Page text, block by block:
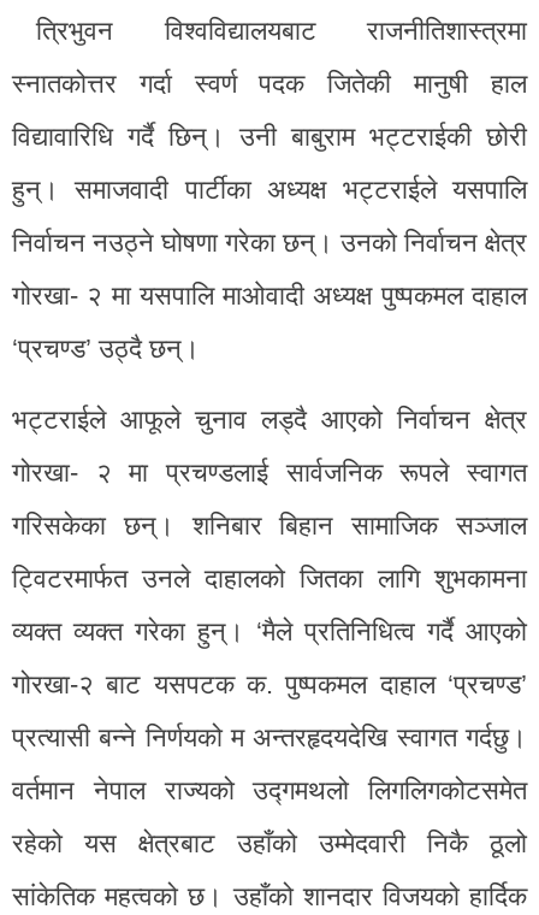
त्रिभुवन विश्वविद्यालयबाट राजनीतिशास्त्रमा
स्नातकोत्तर गर्दा स्वर्ण पदक जितेकी मानुषी हाल
विद्यावारिधि गर्दै छिन्। उनी बाबुराम भट्टराईकी छोरी
हुन्। समाजवादी पार्टीका अध्यक्ष भट्टराईले यसपालि
निर्वाचन नउठ्ने घोषणा गरेका छन्। उनको निर्वाचन क्षेत्र
गोरखा- २ मा यसपालि माओवादी अध्यक्ष पुष्पकमल दाहाल
‘प्रचण्ड’ उठ्दै छन्।
भट्टराईले आफूले चुनाव लड्दै आएको निर्वाचन क्षेत्र
गोरखा- २ मा प्रचण्डलाई सार्वजनिक रूपले स्वागत
गरिसकेका छन्। शनिबार बिहान सामाजिक सञ्जाल
ट्विटरमार्फत उनले दाहालको जितका लागि शुभकामना
व्यक्त व्यक्त गरेका हुन्। ‘मैले प्रतिनिधित्व गर्दै आएको
गोरखा-२ बाट यसपटक क. पुष्पकमल दाहाल ‘प्रचण्ड’
प्रत्यासी बन्ने निर्णयको म अन्तरहृदयदेखि स्वागत गर्दछु।
वर्तमान नेपाल राज्यको उद्गमथलो लिगलिगकोटसमेत
रहेको यस क्षेत्रबाट उहाँको उम्मेदवारी निकै ठूलो
सांकेतिक महत्वको छ। उहाँको शानदार विजयको हार्दिक